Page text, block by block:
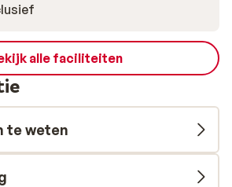
alle faciliteiten
te weten